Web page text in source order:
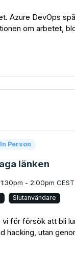
Azure DevOps
om arbetet,
In Person
länken
1:30pm - 2:00pm CEST
Slutanvändare
vi för försök att bli
hacking, utan